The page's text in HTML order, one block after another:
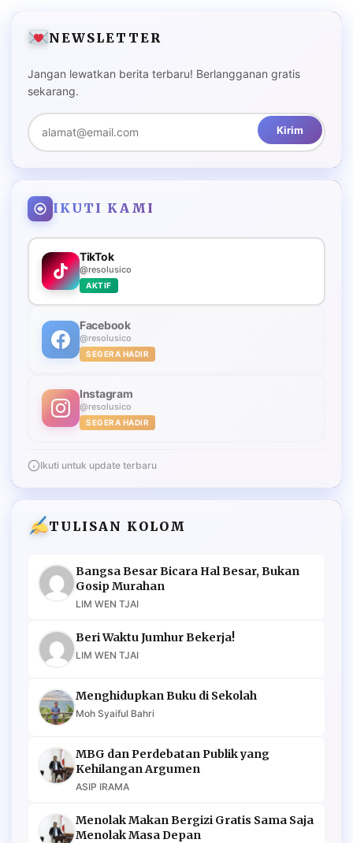
NEWSLETTER
Jangan lewatkan berita terbaru! Berlangganan gratis
sekarang.
Kirim
IKUTI KAMI
TikTok
@resolusico
AKTIF
Facebook
@resolusico
SEGERA HADIR
Instagram
@resolusico
SEGERA HADIR
Ikuti untuk update terbaru
TULISAN KOLOM
Bangsa Besar Bicara Hal Besar, Bukan
Gosip Murahan
LIM WEN TJAI
Beri Waktu Jumhur Bekerja!
LIM WEN TJAI
Menghidupkan Buku di Sekolah
Moh Syaiful Bahri
MBG dan Perdebatan Publik yang
Kehilangan Argumen
ASIP IRAMA
Menolak Makan Bergizi Gratis Sama Saja
Menolak Masa Depan